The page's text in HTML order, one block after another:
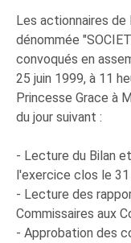
Les actionnaires
dénommée
convoqués en
25 juin 1999, à 11
Princesse Grace à
du jour suivant :
- Lecture du Bilan
l'exercice clos le
- Lecture des
Commissaires aux
- Approbation des